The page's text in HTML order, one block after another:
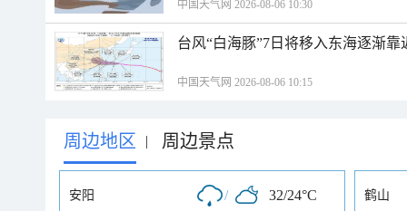
中国天气网 2026-08-06 10:30
台风“白海豚”7日将移入东海逐渐
中国天气网 2026-08-06 10:15
周边地区 | 周边景点
安阳 / 32/24°C 鹤山